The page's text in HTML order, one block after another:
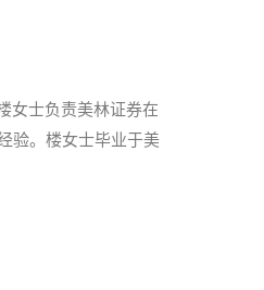
女士负责美林证券在
验。楼女士毕业于美